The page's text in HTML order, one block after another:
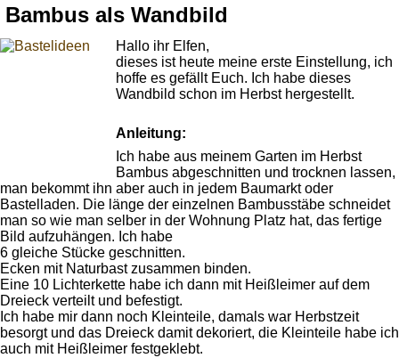
Bambus als Wandbild
Hallo ihr Elfen,
dieses ist heute meine erste Einstellung, ich
hoffe es gefällt Euch. Ich habe dieses
Wandbild schon im Herbst hergestellt.
Anleitung:
Ich habe aus meinem Garten im Herbst
Bambus abgeschnitten und trocknen lassen,
man bekommt ihn aber auch in jedem Baumarkt oder
Bastelladen. Die länge der einzelnen Bambusstäbe schneidet
man so wie man selber in der Wohnung Platz hat, das fertige
Bild aufzuhängen. Ich habe
6 gleiche Stücke geschnitten.
Ecken mit Naturbast zusammen binden.
Eine 10 Lichterkette habe ich dann mit Heißleimer auf dem
Dreieck verteilt und befestigt.
Ich habe mir dann noch Kleinteile, damals war Herbstzeit
besorgt und das Dreieck damit dekoriert, die Kleinteile habe ich
auch mit Heißleimer festgeklebt.